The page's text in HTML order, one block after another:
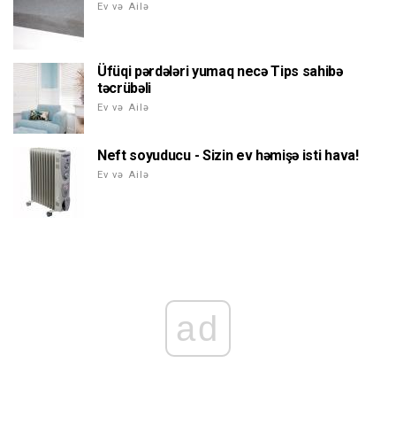
Ev və Ailə
Üfüqi pərdələri yumaq necə Tips sahibə
təcrübəli
Ev və Ailə
Neft soyuducu - Sizin ev həmişə isti hava!
Ev və Ailə
ad